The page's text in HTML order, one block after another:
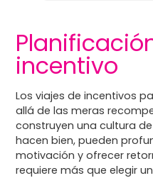
incentivo
Los viajes de incentivos
allá de las meras
construyen una cultura
hacen bien, pueden
motivación y ofrecer
requiere más que elegir